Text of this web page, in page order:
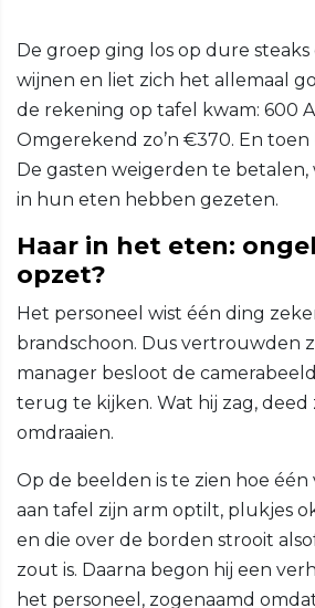
De groep ging los op dure steaks
wijnen en liet zich het allemaal
de rekening op tafel kwam: 600
Omgerekend zo’n €370. En
De gasten weigerden te
in hun eten hebben gezeten.
Haar in het eten:
opzet?
Het personeel wist één ding
brandschoon. Dus vertrouwden
manager besloot de
terug te kijken. Wat hij zag, deed
omdraaien.
Op de beelden is te zien hoe
aan tafel zijn arm optilt, plukjes
en die over de borden strooit
zout is. Daarna begon hij een
het personeel, zogenaamd